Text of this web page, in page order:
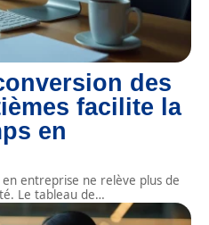
des
facilite la
en
entreprise ne relève plus de
Le tableau de…